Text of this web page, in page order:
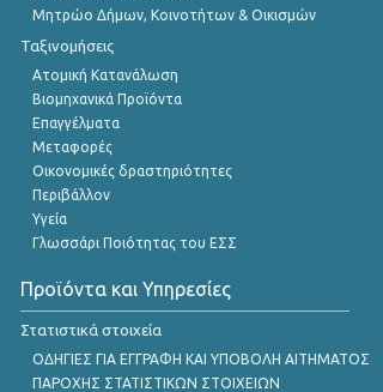
Μητρώο Δήμων, Κοινοτήτων & Οικισμών
Ταξινομήσεις
Ατομική Κατανάλωση
Βιομηχανικά Προϊόντα
Επαγγέλματα
Μεταφορές
Οικονομικές δραστηριότητες
Περιβάλλον
Υγεία
Γλωσσάρι Ποιότητας του ΕΣΣ
Προϊόντα και Υπηρεσίες
Στατιστικά στοιχεία
ΟΔΗΓΙΕΣ ΓΙΑ ΕΓΓΡΑΦΗ ΚΑΙ ΥΠΟΒΟΛΗ ΑΙΤΗΜΑΤΟΣ
ΠΑΡΟΧΗΣ ΣΤΑΤΙΣΤΙΚΩΝ ΣΤΟΙΧΕΙΩΝ